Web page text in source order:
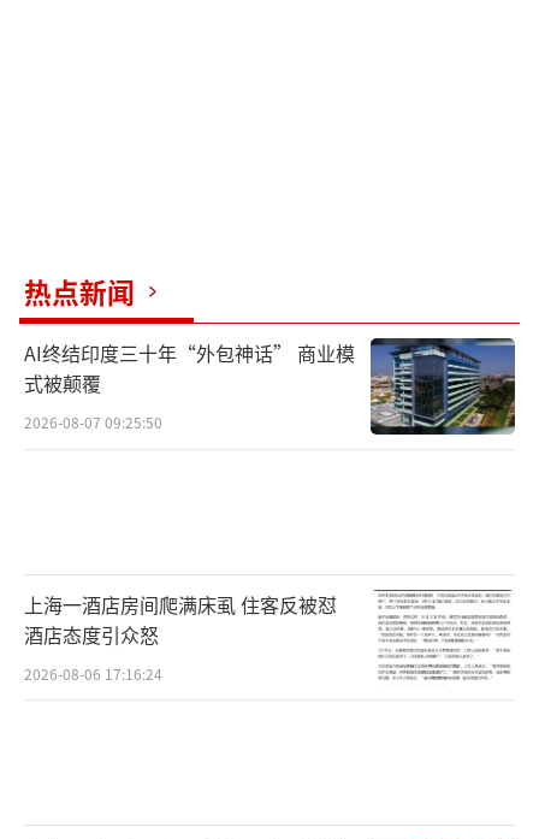
热点新闻
AI终结印度三十年“外包神话” 商业模
式被颠覆
2026-08-07 09:25:50
上海一酒店房间爬满床虱 住客反被怼
酒店态度引众怒
2026-08-06 17:16:24